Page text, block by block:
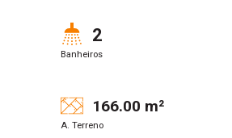
2
Banheiros
166.00 m²
A. Terreno